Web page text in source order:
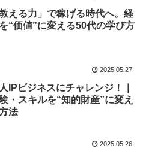
教える力」で稼げる時代へ。経
“価値”に変える50代の学び方
2025.05.27
IPビジネスにチャレンジ！｜
・スキルを“知的財産”に変え
法
2025.05.26